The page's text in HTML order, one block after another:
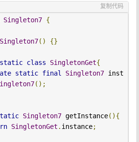
复制代码
Singleton7 {
Singleton7() {}
static class SingletonGet{
static final Singleton7 inst
();
Singleton7 getInstance(){
SingletonGet . instance;